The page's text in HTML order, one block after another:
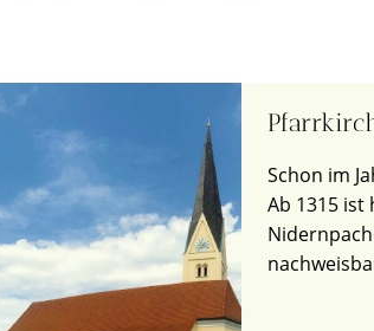
Schon im
Ab 1315 ist